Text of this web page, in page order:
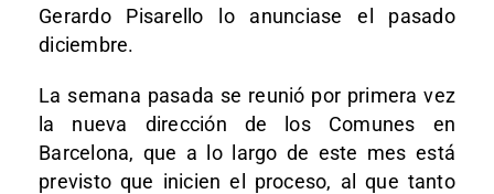
Gerardo Pisarello lo anunciase el pasado
diciembre.
La semana pasada se reunió por primera vez
la nueva dirección de los Comunes en
Barcelona, que a lo largo de este mes está
previsto que inicien el proceso, al que tanto